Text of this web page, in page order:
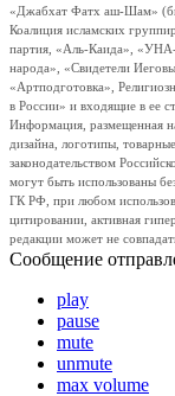
«Джабхат Фатх аш-Шам»
Коалиция исламских
партия, «Аль-Каида»,
народа», «Свидетели
«Артподготовка»,
в России» и входящие в ее
Информация, размещенная
дизайна, логотипы,
законодательством
могут быть использованы
ГК РФ, при любом
цитировании, активная
редакции может не
Сообщение
play
pause
mute
unmute
max volume